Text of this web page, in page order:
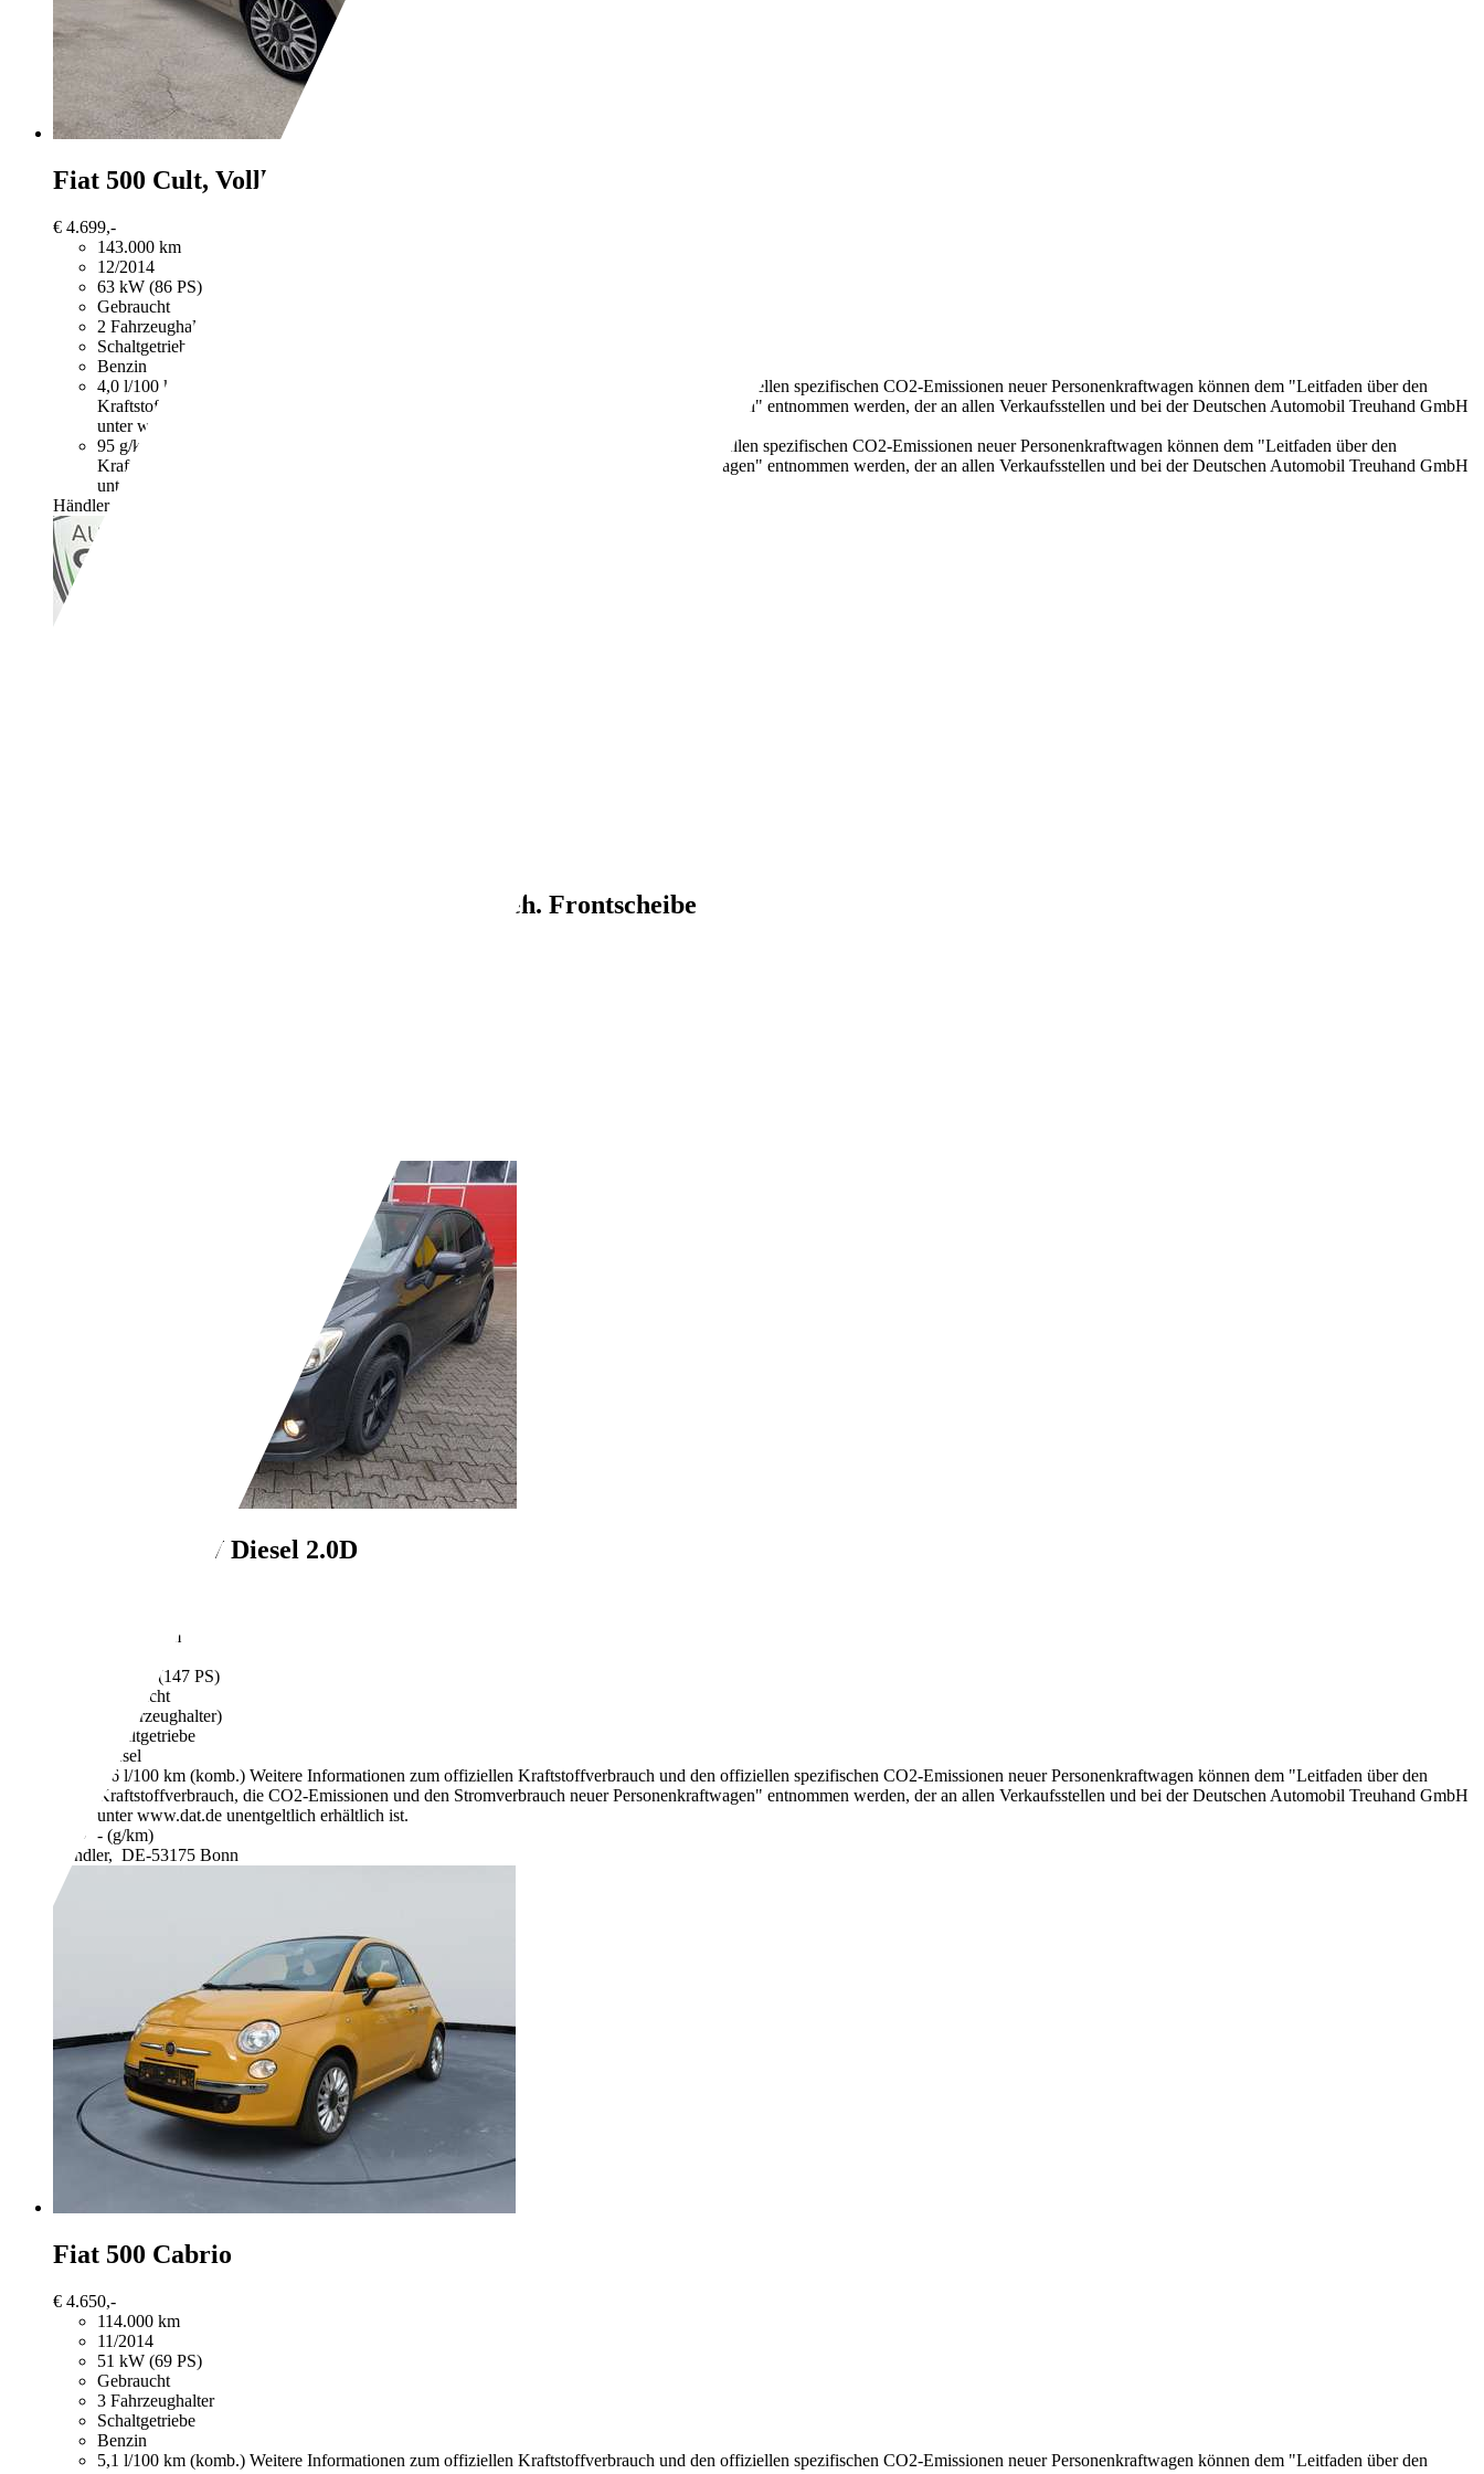
Fiat 500 Cult, Vollleder, Klima, 2. Hand, TÜV neu
€ 4.699,-
143.000 km
12/2014
63 kW (86 PS)
Gebraucht
2 Fahrzeughalter
Schaltgetriebe
Benzin
4,0 l/100 km (komb.)
Weitere Informationen zum offiziellen Kraftstoffverbrauch und den offiziellen spezifischen CO2-Emissionen neuer Personenkraftwagen können dem "Leitfaden über den
Kraftstoffverbrauch, die CO2-Emissionen und den Stromverbrauch neuer Personenkraftwagen" entnommen werden, der an allen Verkaufsstellen und bei der Deutschen Automobil Treuhand GmbH
unter www.dat.de unentgeltlich erhältlich ist.
95 g/km (komb.)
Weitere Informationen zum offiziellen Kraftstoffverbrauch und den offiziellen spezifischen CO2-Emissionen neuer Personenkraftwagen können dem "Leitfaden über den
Kraftstoffverbrauch, die CO2-Emissionen und den Stromverbrauch neuer Personenkraftwagen" entnommen werden, der an allen Verkaufsstellen und bei der Deutschen Automobil Treuhand GmbH
unter www.dat.de unentgeltlich erhältlich ist.
Händler,
Trend AHK Klima beh. Frontscheibe
XV Diesel 2.0D
288.858 km
108 kW (147 PS)
Gebraucht
- (Fahrzeughalter)
Schaltgetriebe
Diesel
5,6 l/100 km (komb.) Weitere Informationen zum offiziellen Kraftstoffverbrauch und den offiziellen spezifischen CO2-Emissionen neuer Personenkraftwagen können dem "Leitfaden über den
Kraftstoffverbrauch, die CO2-Emissionen und den Stromverbrauch neuer Personenkraftwagen" entnommen werden, der an allen Verkaufsstellen und bei der Deutschen Automobil Treuhand GmbH
unter www.dat.de unentgeltlich erhältlich ist.
- (g/km)
Händler, DE-53175 Bonn
Fiat 500 Cabrio
€ 4.650,-
114.000 km
11/2014
51 kW (69 PS)
Gebraucht
3 Fahrzeughalter
Schaltgetriebe
Benzin
5,1 l/100 km (komb.) Weitere Informationen zum offiziellen Kraftstoffverbrauch und den offiziellen spezifischen CO2-Emissionen neuer Personenkraftwagen können dem "Leitfaden über den